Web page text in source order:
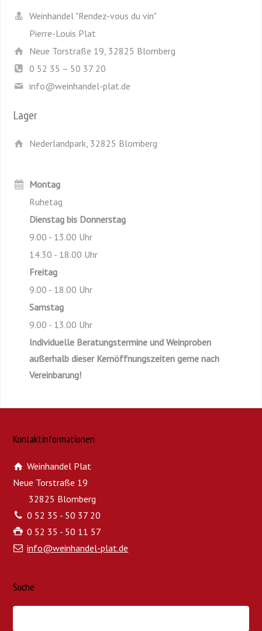
Weinhandel "Rendez-vous du vin"
Pierre-Louis Plat
Neue Torstraße 19, 32825 Blomberg
0 52 35 – 50 37 20
info@weinhandel-plat.de
Lager
Nederlandpark, 32825 Blomberg
Montag
Ruhetag
Dienstag bis Donnerstag
9.00 - 13.00 Uhr
14.30 - 18.00 Uhr
Freitag
9.00 - 18.00 Uhr
Samstag
9.00 - 13.00 Uhr
Individuelle Beratungstermine und Weinproben
außerhalb dieser Kernöffnungszeiten gerne nach
Vereinbarung!
Kontaktinformationen
Weinhandel Plat
Neue Torstraße 19
32825 Blomberg
0 52 35 - 50 37 20
0 52 35 - 50 11 57
info@weinhandel-plat.de
Suche